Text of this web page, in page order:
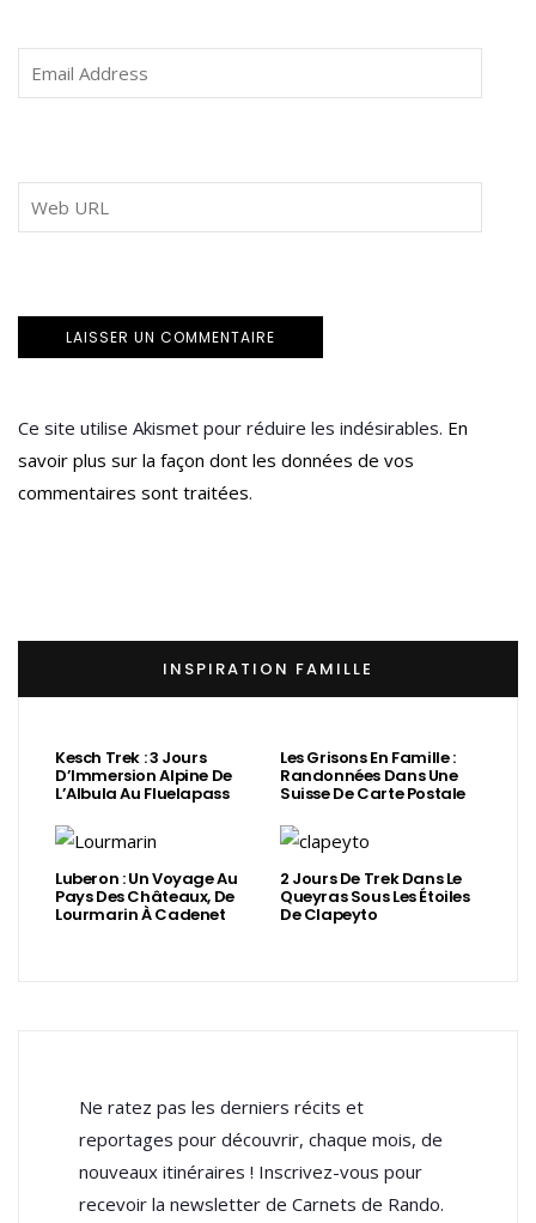
Ce site utilise Akismet pour réduire les indésirables. En
savoir plus sur la façon dont les données de vos
commentaires sont traitées.
INSPIRATION FAMILLE
Kesch Trek : 3 Jours
D’Immersion Alpine De
L’Albula Au Fluelapass
Les Grisons En Famille :
Randonnées Dans Une
Suisse De Carte Postale
Luberon : Un Voyage Au
Pays Des Châteaux, De
Lourmarin À Cadenet
2 Jours De Trek Dans Le
Queyras Sous Les Étoiles
De Clapeyto
Ne ratez pas les derniers récits et
reportages pour découvrir, chaque mois, de
nouveaux itinéraires ! Inscrivez-vous pour
recevoir la newsletter de Carnets de Rando.